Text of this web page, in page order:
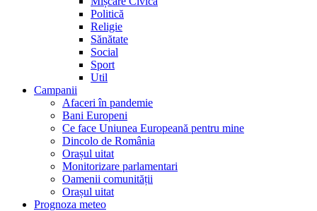
Politică
Religie
Sănătate
Social
Sport
Util
Campanii
Afaceri în pandemie
Bani Europeni
Ce face Uniunea Europeană pentru mine
Dincolo de România
Orașul uitat
Monitorizare parlamentari
Oamenii comunității
Orașul uitat
Prognoza meteo